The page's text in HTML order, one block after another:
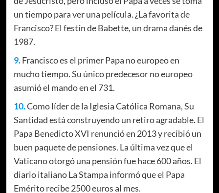
un tiempo para ver una película. ¿La favorita de
Francisco? El festín de Babette, un drama danés de
1987.
9.Francisco es el primer Papa no europeo en
mucho tiempo. Su único predecesor no europeo
asumió el mando en el 731.
10.Como líder de la Iglesia Católica Romana, Su
Santidad está construyendo un retiro agradable. El
Papa Benedicto XVI renunció en 2013 y recibió un
buen paquete de pensiones. La última vez que el
Vaticano otorgó una pensión fue hace 600 años. El
diario italiano La Stampa informó que el Papa
Emérito recibe 2500 euros al mes.